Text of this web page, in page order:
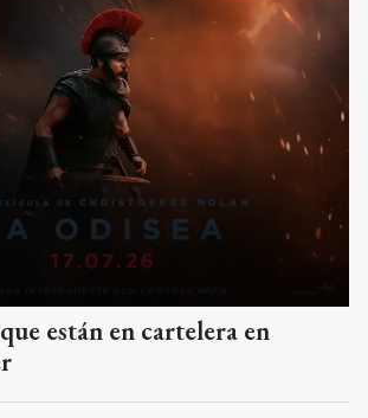
están en cartelera en